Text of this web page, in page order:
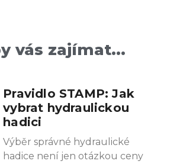
vás zajímat...
Pravidlo STAMP: Jak
vybrat hydraulickou
hadici
Výběr správné hydraulické
hadice není jen otázkou ceny